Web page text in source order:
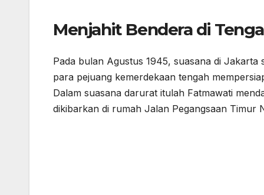
Menjahit Bendera di
Pada bulan Agustus 1945, suasana di
para pejuang kemerdekaan tengah
Dalam suasana darurat itulah Fatmawati
dikibarkan di rumah Jalan Pegangsaan Timur